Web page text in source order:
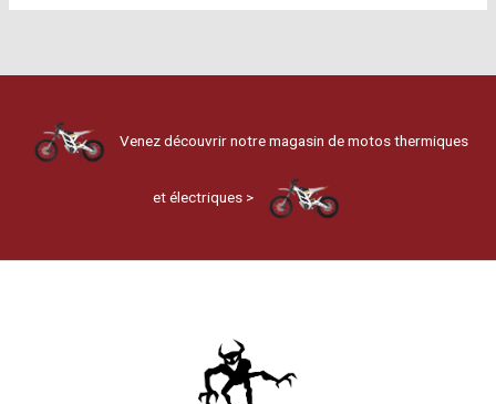
Venez découvrir notre magasin de motos thermiques
et électriques >